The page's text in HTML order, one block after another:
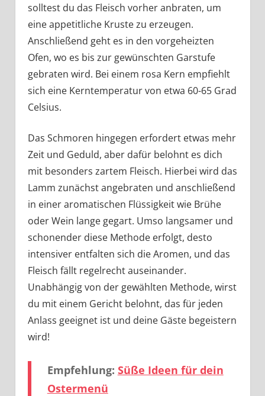
solltest du das Fleisch vorher anbraten, um
eine appetitliche Kruste zu erzeugen.
Anschließend geht es in den vorgeheizten
Ofen, wo es bis zur gewünschten Garstufe
gebraten wird. Bei einem rosa Kern empfiehlt
sich eine Kerntemperatur von etwa 60-65 Grad
Celsius.
Das Schmoren hingegen erfordert etwas mehr
Zeit und Geduld, aber dafür belohnt es dich
mit besonders zartem Fleisch. Hierbei wird das
Lamm zunächst angebraten und anschließend
in einer aromatischen Flüssigkeit wie Brühe
oder Wein lange gegart. Umso langsamer und
schonender diese Methode erfolgt, desto
intensiver entfalten sich die Aromen, und das
Fleisch fällt regelrecht auseinander.
Unabhängig von der gewählten Methode, wirst
du mit einem Gericht belohnt, das für jeden
Anlass geeignet ist und deine Gäste begeistern
wird!
Empfehlung: Süße Ideen für dein
Ostermenü